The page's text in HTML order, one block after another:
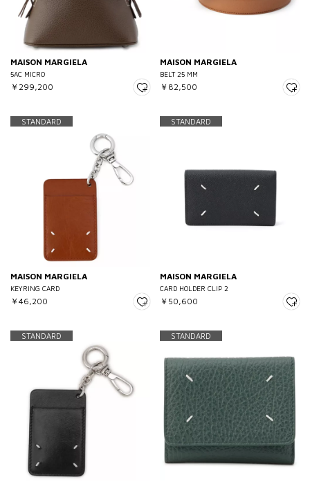
MAISON MARGIELA
5AC MICRO
￥299,200
MAISON MARGIELA
BELT 25 MM
￥82,500
STANDARD
MAISON MARGIELA
KEYRING CARD
￥46,200
STANDARD
MAISON MARGIELA
CARD HOLDER CLIP 2
￥50,600
STANDARD STANDARD